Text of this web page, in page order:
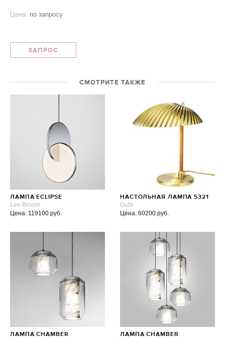
Цена: по запросу
ЗАПРОС
СМОТРИТЕ ТАКЖЕ
ЛАМПА ECLIPSE
Lee Broom
Цена: 119100 руб.
НАСТОЛЬНАЯ ЛАМПА 5321
Gubi
Цена: 60200 руб.
ЛАМПА CHAMBER
ЛАМПА CHAMBER